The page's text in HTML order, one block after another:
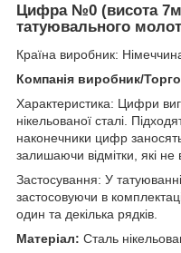
Цифра №0 (висота
татуювального
Країна виробник:
Компанія виробник/
Характеристика: Цифри
нікельованої сталі.
наконечники цифр
залишаючи відмітки, які не
Застосування: У
застосовуючи в
один та декілька рядків.
Матеріал: Сталь